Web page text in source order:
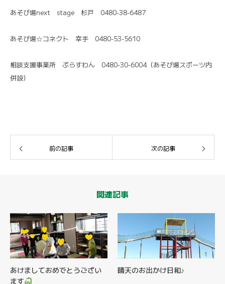
あそび場next stage 杉戸 0480-38-6487
あそび場☆コネクト 幸手 0480-53-5610
相談支援事業所 ぷらすわん 0480-30-6004（あそび場スポーツ内
併設）
前の記事 次の記事
関連記事
あけましておめでとうござい
ます
晴天のお出かけ日和♪